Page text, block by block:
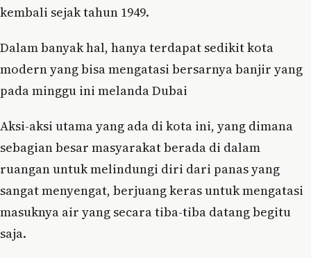
kembali sejak tahun 1949.
Dalam banyak hal, hanya terdapat sedikit kota
modern yang bisa mengatasi bersarnya banjir yang
pada minggu ini melanda Dubai
Aksi-aksi utama yang ada di kota ini, yang dimana
sebagian besar masyarakat berada di dalam
ruangan untuk melindungi diri dari panas yang
sangat menyengat, berjuang keras untuk mengatasi
masuknya air yang secara tiba-tiba datang begitu
saja.